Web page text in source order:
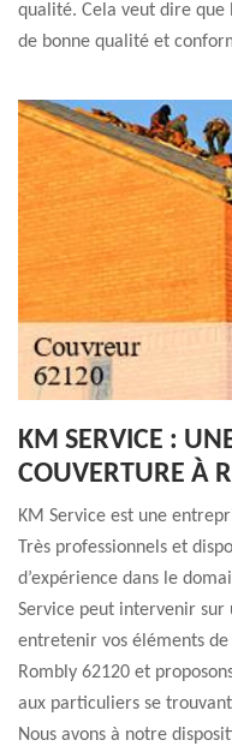
qualité. Cela veut dire que
de bonne qualité et
KM SERVICE :
COUVERTURE À
KM Service est une
Très professionnels et
d’expérience dans le
Service peut intervenir
entretenir vos éléments
Rombly 62120 et
aux particuliers se
Nous avons à notre